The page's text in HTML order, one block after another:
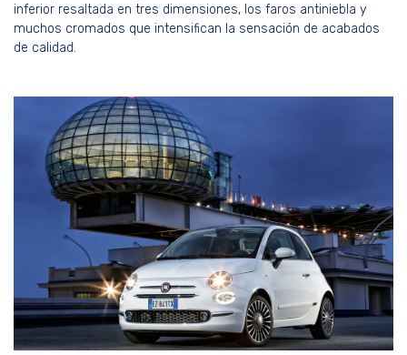
inferior resaltada en tres dimensiones, los faros antiniebla y
muchos cromados que intensifican la sensación de acabados
de calidad.